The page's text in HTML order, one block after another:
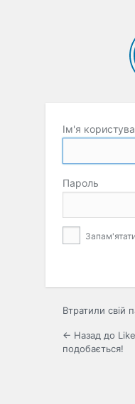
Ім'я
Пароль
Втратили свій
← Назад до
подобається!